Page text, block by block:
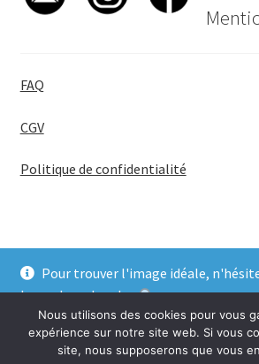
Pour trouver l'image idéale,
barre de recherche
Ignorer
FAQ
CGV
Politique de confidentialité
© BadgeGirl® 2026
Nous utilisons des cookies pour vous
expérience sur notre site web. Si vous
site, nous supposerons que vous